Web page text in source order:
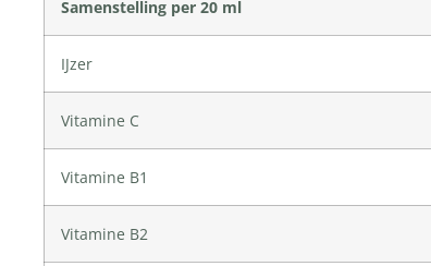
Samenstelling per 20 ml
IJzer
Vitamine C
Vitamine B1
Vitamine B2